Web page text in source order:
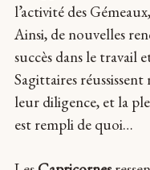
l’activité des
Ainsi, de nouvelles
succès dans le travail
Sagittaires
leur diligence, et la
est rempli de quoi…